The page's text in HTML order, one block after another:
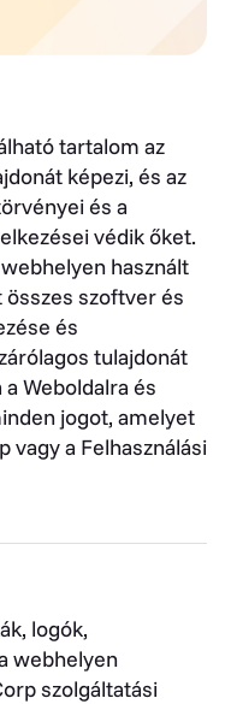
tartalom az
képezi, és az
és a
védik őket.
használt
összes szoftver és
és
tulajdonát
Weboldalra és
jogot, amelyet
vagy a Felhasználási
logók,
webhelyen
szolgáltatási